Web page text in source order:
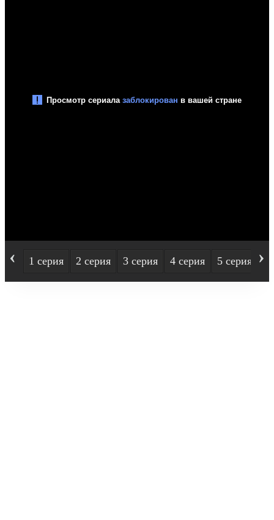
‹ 1 серия 2 серия 3 серия 4 серия 5 серия ›